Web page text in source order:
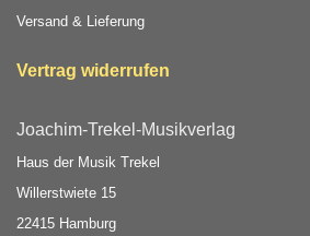
Versand & Lieferung
Vertrag widerrufen
Joachim-Trekel-Musikverlag
Haus der Musik Trekel
Willerstwiete 15
22415 Hamburg